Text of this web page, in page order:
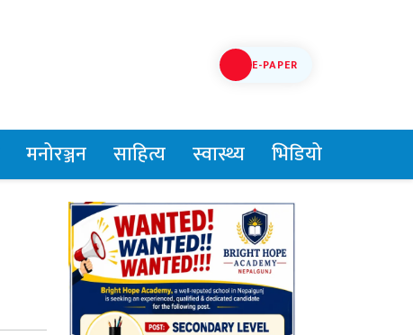
E-PAPER
मनोरञ्जन साहित्य स्वास्थ्य भिडियो